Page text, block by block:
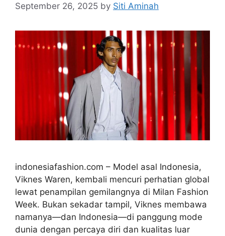
September 26, 2025 by Siti Aminah
indonesiafashion.com – Model asal Indonesia,
Viknes Waren, kembali mencuri perhatian global
lewat penampilan gemilangnya di Milan Fashion
Week. Bukan sekadar tampil, Viknes membawa
namanya—dan Indonesia—di panggung mode
dunia dengan percaya diri dan kualitas luar